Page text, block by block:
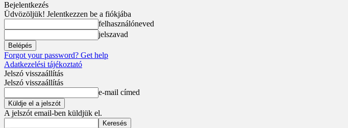
Bejelentkezés
Üdvözöljük! Jelentkezzen be a fiókjába
felhasználóneved
jelszavad
Forgot your password? Get help
Adatkezelési tájékoztató
Jelszó visszaállítás
Jelszó visszaállítás
e-mail címed
A jelszót email-ben küldjük el.